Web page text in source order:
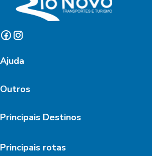
Ajuda
Outros
Principais Destinos
Principais rotas